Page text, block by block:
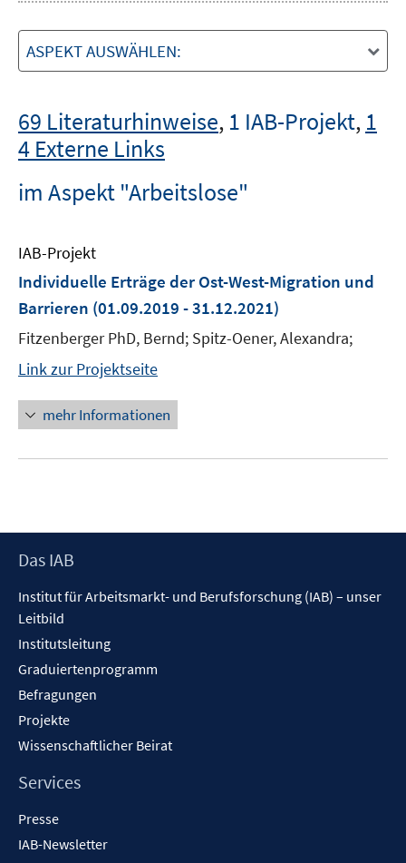
ASPEKT AUSWÄHLEN:
69 Literaturhinweise, 1 IAB-Projekt, 1
4 Externe Links
im Aspekt "Arbeitslose"
IAB-Projekt
Individuelle Erträge der Ost-West-Migration und
Barrieren (01.09.2019 - 31.12.2021)
Fitzenberger PhD, Bernd; Spitz-Oener, Alexandra;
Link zur Projektseite
mehr Informationen
Footer
Das IAB
Institut für Arbeitsmarkt- und Berufsforschung (IAB) – unser
Leitbild
Institutsleitung
Graduiertenprogramm
Befragungen
Projekte
Wissenschaftlicher Beirat
Services
Presse
IAB-Newsletter